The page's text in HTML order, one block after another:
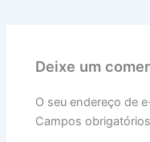
Deixe um
O seu endereço de
Campos